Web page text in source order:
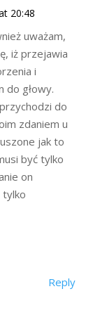
20:48
uważam,
iż przejawia
i
do głowy.
do
zdaniem u
jak to
być tylko
on
tylko
Reply